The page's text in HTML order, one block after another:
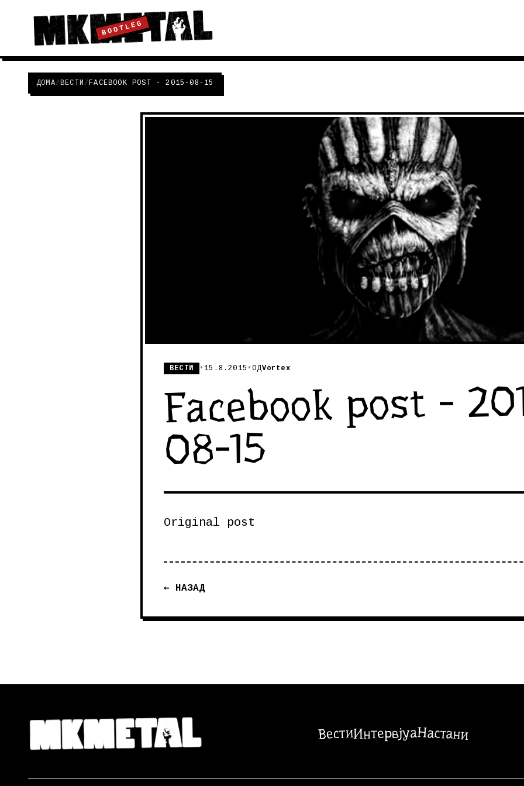
BOOTLEG
ДОМА/ВЕСТИ /FACEBOOK POST - 2015-08-15
ВЕСТИ • 15.8.2015 •ОДVortex
Facebook post -
08-15
Original post
← НАЗАД
ВестиИнтервјуаНастани